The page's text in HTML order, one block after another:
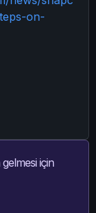
on-
için